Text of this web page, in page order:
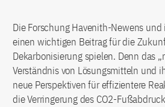
Die Forschung Havenith-Newens
einen wichtigen Beitrag für die
Dekarbonisierung spielen. Denn das
Verständnis von Lösungsmitteln und
neue Perspektiven für effizientere
die Verringerung des CO2-